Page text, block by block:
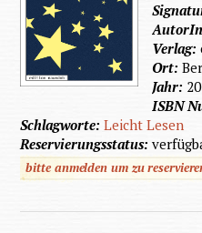
Verlag:
Ort:
Jahr:
ISBN
Schlagworte:Leicht Lesen
Reservierungsstatus:
bitte anmelden um zu